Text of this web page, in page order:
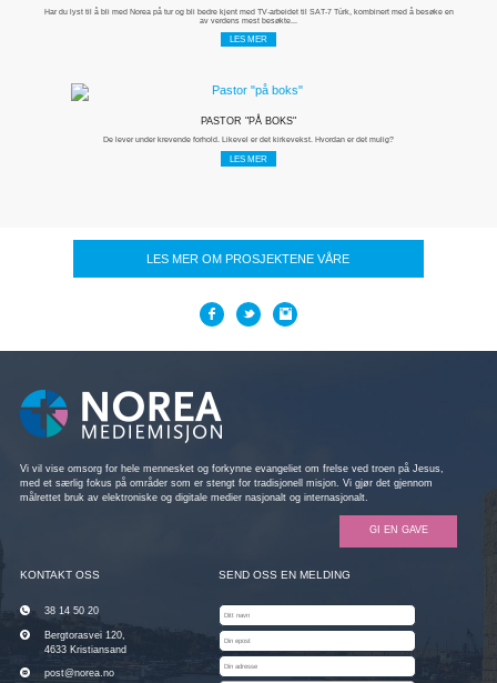
Har du lyst til å bli med Norea på tur og bli bedre kjent med TV-arbeidet til SAT-7 Türk, kombinert med å besøke en
av verdens mest besøkte...
LES MER
PASTOR "PÅ BOKS"
De lever under krevende forhold. Likevel er det kirkevekst. Hvordan er det mulig?
LES MER
LES MER OM PROSJEKTENE VÅRE
Vi vil vise omsorg for hele mennesket og forkynne evangeliet om frelse ved troen på Jesus,
med et særlig fokus på områder som er stengt for tradisjonell misjon. Vi gjør det gjennom
målrettet bruk av elektroniske og digitale medier nasjonalt og internasjonalt.
GI EN GAVE
KONTAKT OSS
38 14 50 20
Bergtorasvei 120,
4633 Kristiansand
post@norea.no
SEND OSS EN MELDING